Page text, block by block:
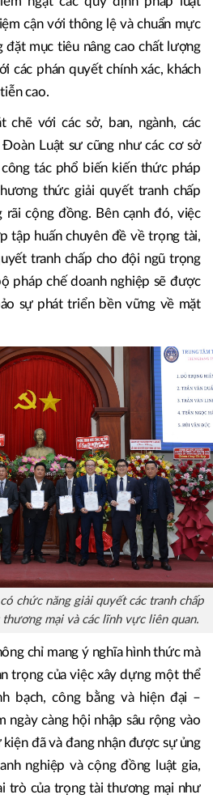
cận với thông lệ và chuẩn mực
đặt mục tiêu nâng cao chất lượng
các phán quyết chính xác, khách
cao.
chẽ với các sở, ban, ngành, các
Luật sư cũng như các cơ sở
tác phổ biến kiến thức pháp
thức giải quyết tranh chấp
rãi cộng đồng. Bên cạnh đó, việc
tập huấn chuyên đề về trọng tài,
tranh chấp cho đội ngũ trọng
pháp chế doanh nghiệp sẽ được
sự phát triển bền vững về mặt
chức năng giải quyết các tranh chấp
mại và các lĩnh vực liên quan.
chỉ mang ý nghĩa hình thức mà
trọng của việc xây dựng một thể
bạch, công bằng và hiện đại –
ngày càng hội nhập sâu rộng vào
đã và đang nhận được sự ủng
nghiệp và cộng đồng luật gia,
trò của trọng tài thương mại như